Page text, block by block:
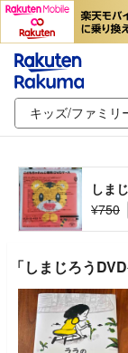
しま
¥750
「しまじろう